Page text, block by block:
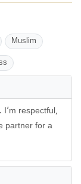
Muslim
respectful,
partner for a